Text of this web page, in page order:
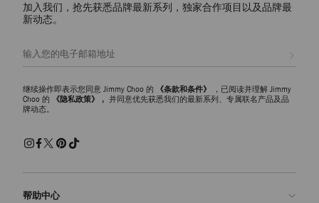
加入我们，抢先获悉品牌最新系列，独家合作项目以及品牌最
新动态。
继续操作即表示您同意 Jimmy Choo 的 《条款和条件》
，已阅读并理解 Jimmy
Choo 的
《隐私政策》， 并同意优先获悉我们的最新系列、专属联名产品及品
牌动态。
帮助中心